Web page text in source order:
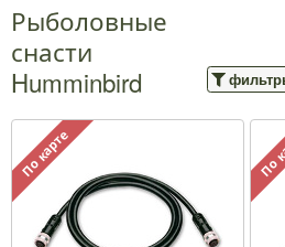
Рыболовные
снасти
Humminbird
По карте По